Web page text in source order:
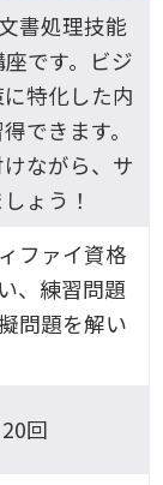
書処理技能
です。ビジ
特化した内
できます。
ながら、サ
ょう！
ファイ資格
、練習問題
問題を解い
回